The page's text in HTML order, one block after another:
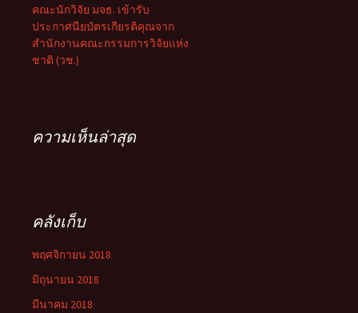
คณะนักวิจัย มจธ. เข้ารับ
ประกาศนียบัตรเกียรติคุณจาก
สำนักงานคณะกรรมการวิจัยแห่ง
ชาติ (วช.)
ความเห็นล่าสุด
คลังเก็บ
พฤศจิกายน 2018
มิถุนายน 2018
มีนาคม 2018